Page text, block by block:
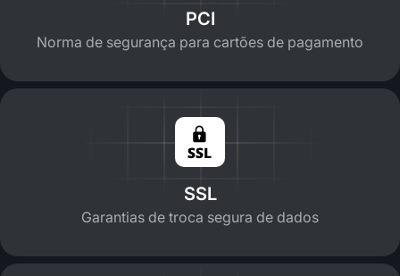
PCI
Norma de segurança para cartões de pagamento
SSL
Garantias de troca segura de dados